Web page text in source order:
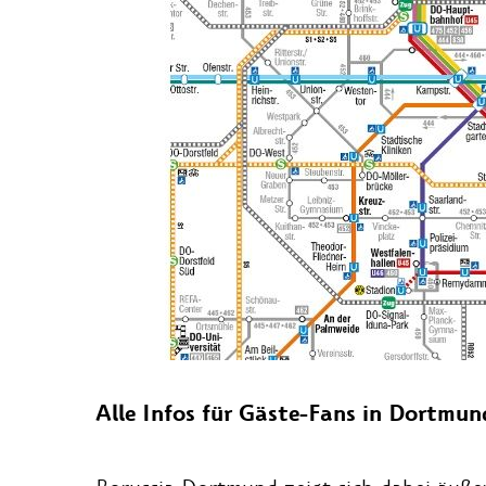
Alle Infos für Gäste-Fans in